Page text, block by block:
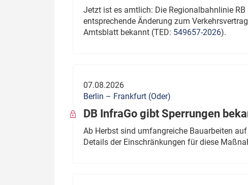
Jetzt ist es amtlich: Die Regionalbahnlinie
entsprechende Änderung zum
Amtsblatt bekannt (TED: 549657-2026).
07.08.2026
Berlin – Frankfurt (Oder)
DB InfraGo gibt Sperrungen
Ab Herbst sind umfangreiche Bauarbeiten
Details der Einschränkungen für diese